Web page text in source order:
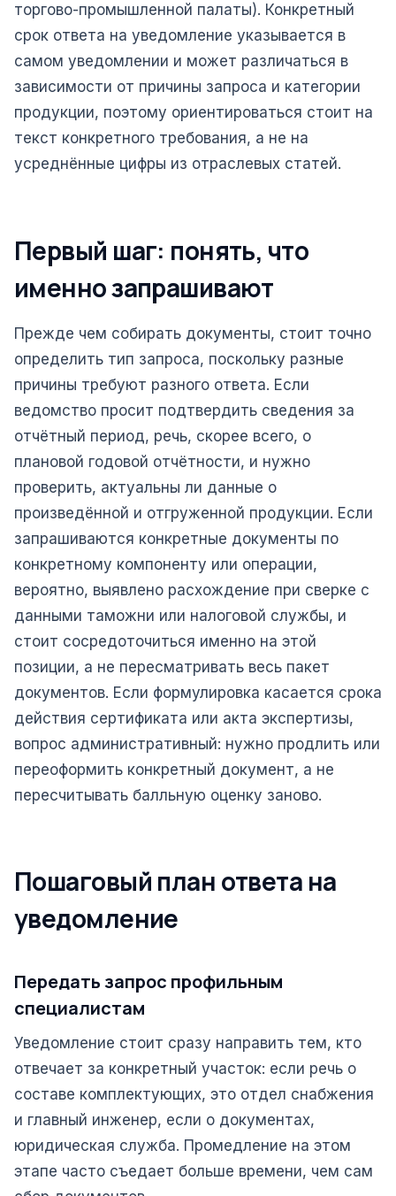
торгово-промышленной палаты). Конкретный
срок ответа на уведомление указывается в
самом уведомлении и может различаться в
зависимости от причины запроса и категории
продукции, поэтому ориентироваться стоит на
текст конкретного требования, а не на
усреднённые цифры из отраслевых статей.
Первый шаг: понять, что
именно запрашивают
Прежде чем собирать документы, стоит точно
определить тип запроса, поскольку разные
причины требуют разного ответа. Если
ведомство просит подтвердить сведения за
отчётный период, речь, скорее всего, о
плановой годовой отчётности, и нужно
проверить, актуальны ли данные о
произведённой и отгруженной продукции. Если
запрашиваются конкретные документы по
конкретному компоненту или операции,
вероятно, выявлено расхождение при сверке с
данными таможни или налоговой службы, и
стоит сосредоточиться именно на этой
позиции, а не пересматривать весь пакет
документов. Если формулировка касается срока
действия сертификата или акта экспертизы,
вопрос административный: нужно продлить или
переоформить конкретный документ, а не
пересчитывать балльную оценку заново.
Пошаговый план ответа на
уведомление
Передать запрос профильным
специалистам
Уведомление стоит сразу направить тем, кто
отвечает за конкретный участок: если речь о
составе комплектующих, это отдел снабжения
и главный инженер, если о документах,
юридическая служба. Промедление на этом
этапе часто съедает больше времени, чем сам